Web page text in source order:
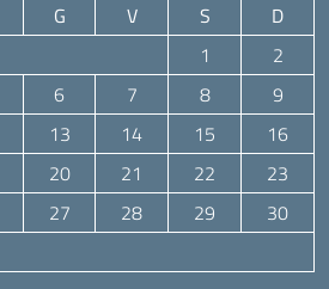
G V S
D
1
2
6 7 8
9
13 14 15
16
20 21 22
23
27 28 29
30